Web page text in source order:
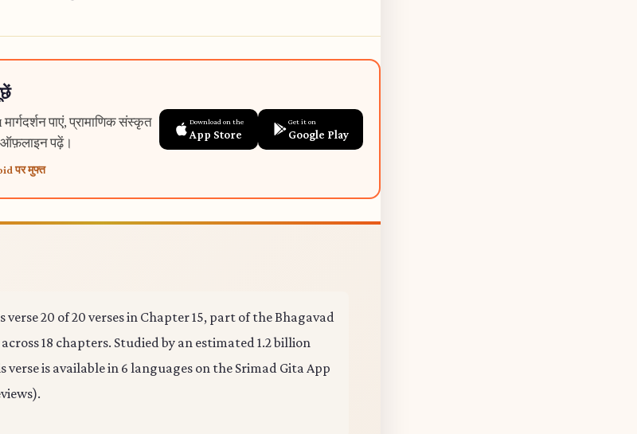
पाएं, प्रामाणिक संस्कृत
ऑफ़लाइन पढ़ें।
पर मुफ्त
Download on the
App Store
Get it on
Google Play
verse 20 of 20 verses in Chapter 15, part of the Bhagavad
18 chapters. Studied by an estimated 1.2 billion
is available in 6 languages on the Srimad Gita App